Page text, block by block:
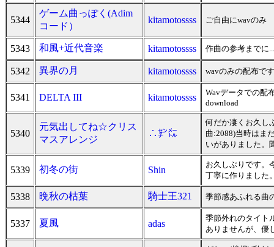
5344
ゲーム曲っぽく(Adim
コード）
kitamotossss ご自由にwavのみ
5343 和風+近代音楽 kitamotossss 作曲の参考までに
5342 異界の月 kitamotossss wavのみの配布で
5341 DELTA III kitamotossss
Wavデータでの配
download
5340
元気出してね☆クリス
マスアレンジ
∴㌢㍍
何だか凄くお久し
曲:2088)当時はま
いがありました。
5339 初冬の街 Shin
お久しぶりです。
丁寧に作りました
5338 晩秋の枯葉 騎士王321 季節感あふれる曲
5337 夏風 adas
季節外れのタイト
ありませんが、優